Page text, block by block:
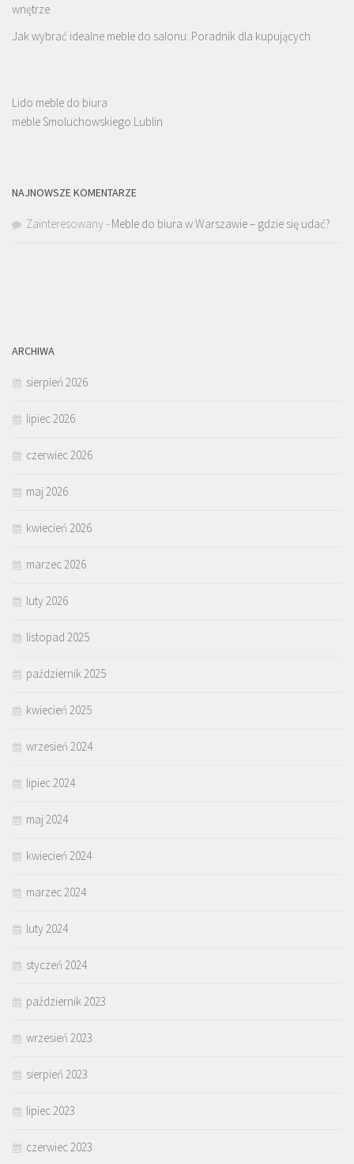
wnętrze
Jak wybrać idealne meble do salonu: Poradnik dla kupujących
Lido meble do biura
meble Smoluchowskiego Lublin
NAJNOWSZE KOMENTARZE
Zainteresowany - Meble do biura w Warszawie – gdzie się udać?
ARCHIWA
sierpień 2026
lipiec 2026
czerwiec 2026
maj 2026
kwiecień 2026
marzec 2026
luty 2026
listopad 2025
październik 2025
kwiecień 2025
wrzesień 2024
lipiec 2024
maj 2024
kwiecień 2024
marzec 2024
luty 2024
styczeń 2024
październik 2023
wrzesień 2023
sierpień 2023
lipiec 2023
czerwiec 2023